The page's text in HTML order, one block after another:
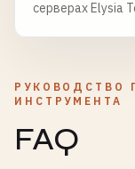
серверах Elysia
РУКОВОДСТВО
ИНСТРУМЕНТА
FAQ